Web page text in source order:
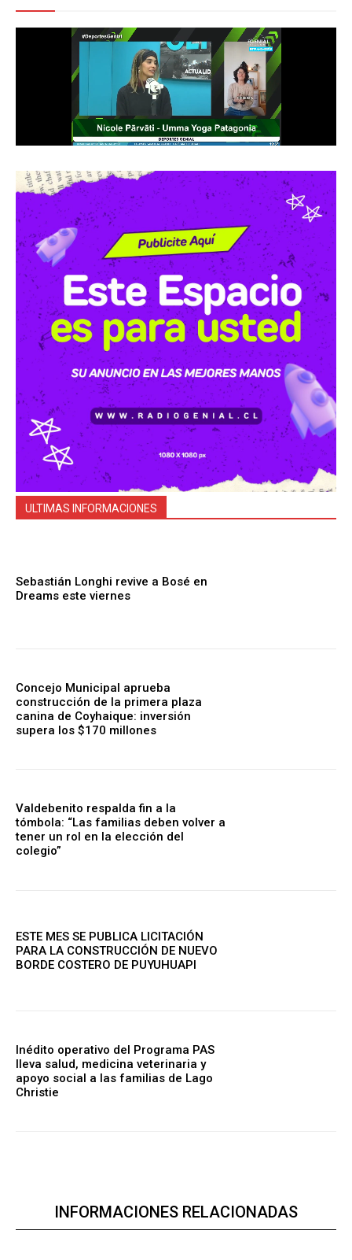
ULTIMAS INFORMACIONES
Sebastián Longhi revive a Bosé en
Dreams este viernes
Concejo Municipal aprueba
construcción de la primera plaza
canina de Coyhaique: inversión
supera los $170 millones
Valdebenito respalda fin a la
tómbola: “Las familias deben volver a
tener un rol en la elección del
colegio”
ESTE MES SE PUBLICA LICITACIÓN
PARA LA CONSTRUCCIÓN DE NUEVO
BORDE COSTERO DE PUYUHUAPI
Inédito operativo del Programa PAS
lleva salud, medicina veterinaria y
apoyo social a las familias de Lago
Christie
INFORMACIONES RELACIONADAS